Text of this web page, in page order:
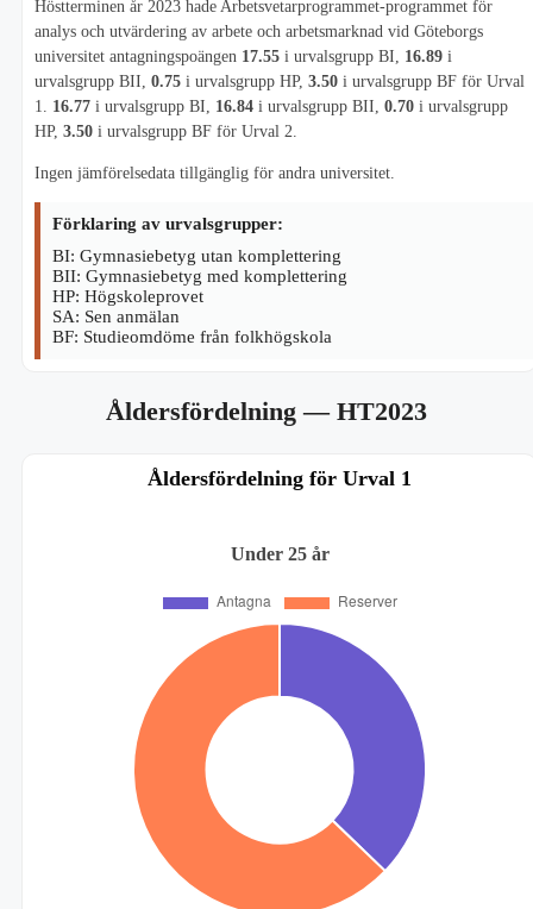
Höstterminen år 2023 hade Arbetsvetarprogrammet-programmet för
analys och utvärdering av arbete och arbetsmarknad vid Göteborgs
universitet antagningspoängen 17.55 i urvalsgrupp BI, 16.89 i
urvalsgrupp BII, 0.75 i urvalsgrupp HP, 3.50 i urvalsgrupp BF för Urval
1. 16.77 i urvalsgrupp BI, 16.84 i urvalsgrupp BII, 0.70 i urvalsgrupp
HP, 3.50 i urvalsgrupp BF för Urval 2.
Ingen jämförelsedata tillgänglig för andra universitet.
Förklaring av urvalsgrupper:
BI: Gymnasiebetyg utan komplettering
BII: Gymnasiebetyg med komplettering
HP: Högskoleprovet
SA: Sen anmälan
BF: Studieomdöme från folkhögskola
Åldersfördelning— HT2023
Åldersfördelning för Urval 1
Under 25 år